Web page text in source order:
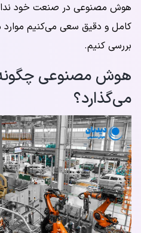
هوش مصنوعی در صنعت خود
کامل و دقیق سعی می‌کنیم موارد
بررسی کنیم.
هوش مصنوعی
می‌گذارد؟